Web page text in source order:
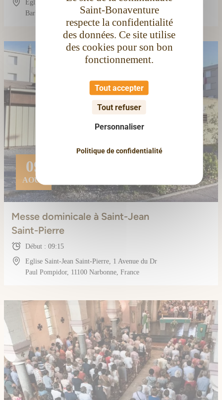
Saint-Bonaventure
respecte la confidentialité
des données. Ce site utilise
des cookies pour son bon
fonctionnement.
Tout accepter
Tout refuser
Personnaliser
Politique de confidentialité
Église conventuelle Saint-Bonaventure, 3 Rue
Barbès, 11100 Narbonne, France
09
AOÛT
Messe dominicale à Saint-Jean
Saint-Pierre
Début : 09:15
Eglise Saint-Jean Saint-Pierre, 1 Avenue du Dr
Paul Pompidor, 11100 Narbonne, France